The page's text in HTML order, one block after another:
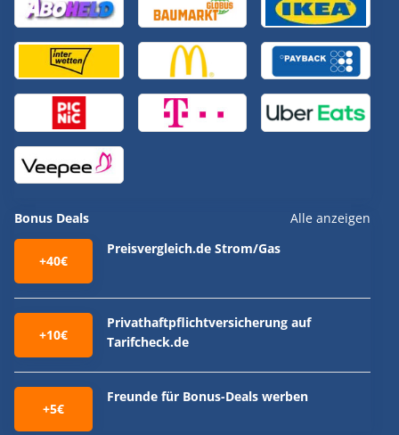
Bonus Deals Alle anzeigen
+40€
Preisvergleich.de Strom/Gas
+10€
Privathaftpflichtversicherung auf
Tarifcheck.de
+5€
Freunde für Bonus-Deals werben